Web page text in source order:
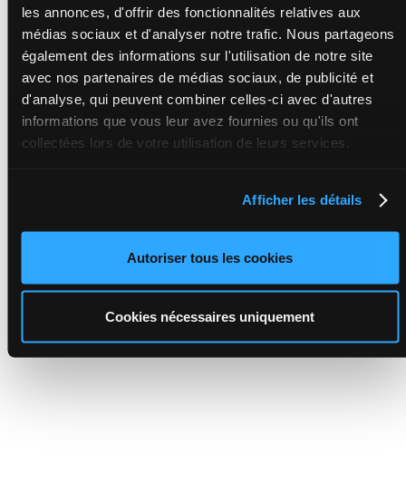
les annonces, d'offrir des fonctionnalités relatives aux
médias sociaux et d'analyser notre trafic. Nous partageons
également des informations sur l'utilisation de notre site
avec nos partenaires de médias sociaux, de publicité et
d'analyse, qui peuvent combiner celles-ci avec d'autres
informations que vous leur avez fournies ou qu'ils ont
collectées lors de votre utilisation de leurs services.
Afficher les détails
Autoriser tous les cookies
Cookies nécessaires uniquement